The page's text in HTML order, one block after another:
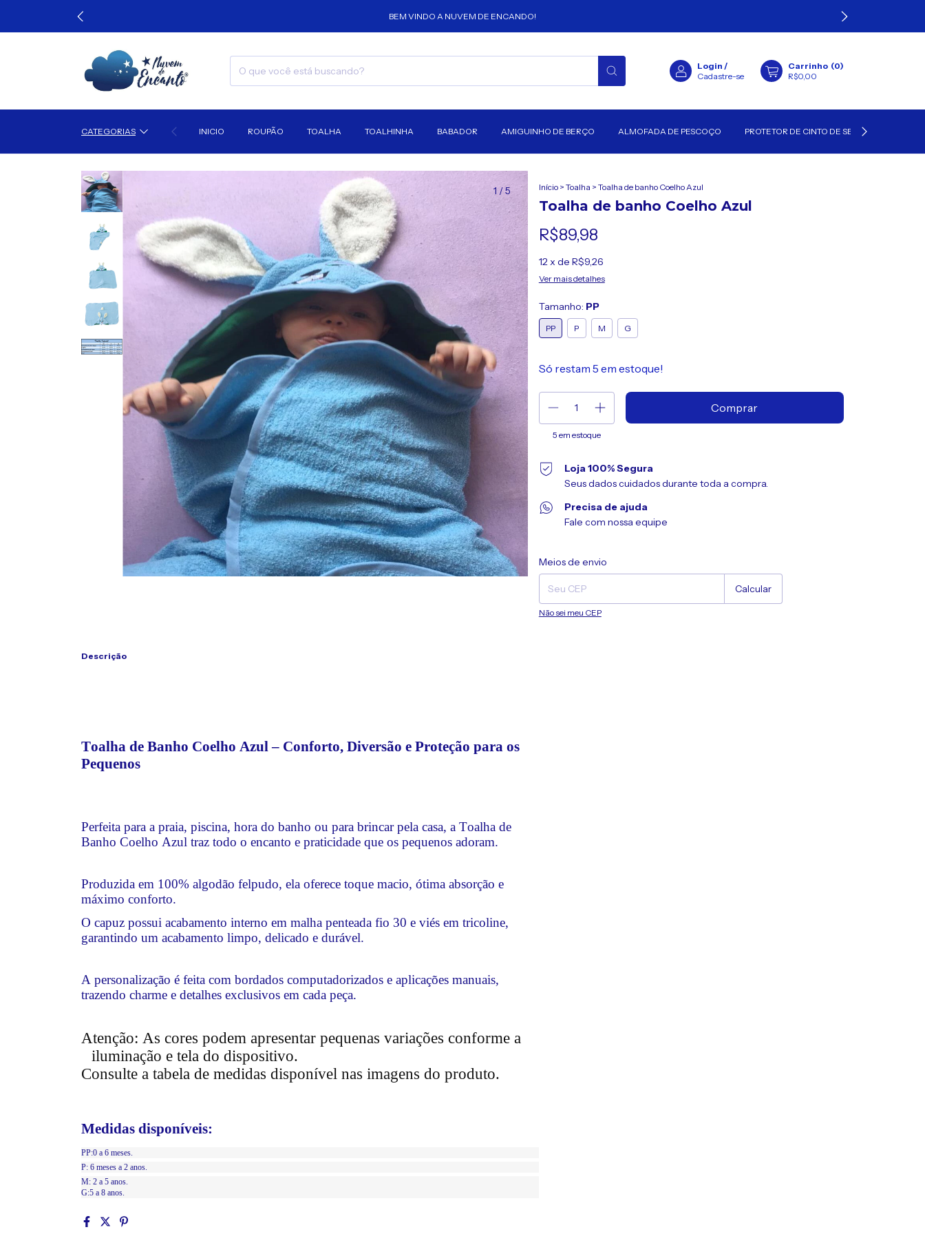
BEM VINDO A NUVEM DE ENCANDO!
Login /
Cadastre-se
Carrinho (0)
R$0,00
CATEGORIAS INICIO ROUPÃO TOALHA TOALHINHA BABADOR AMIGUINHO DE BERÇO ALMOFADA DE PESCOÇO PROTETOR DE CINTO DE SEGURANÇA
1 /5 Início > Toalha > Toalha de banho Coelho Azul
Toalha de banho Coelho Azul
R$89,98
12x de R$9,26
Ver mais detalhes
Tamanho: PP
PP P M G
Só restam 5 em estoque!
5 em estoque
Loja 100% Segura
Seus dados cuidados durante toda a compra.
Precisa de ajuda
Fale com nossa equipe
Entregas para o CEP:
Meios de envio
Calcular
Não sei meu CEP
Descrição
Toalha de Banho Coelho Azul – Conforto, Diversão e Proteção para os
Pequenos
Perfeita para a praia, piscina, hora do banho ou para brincar pela casa, a Toalha de
Banho Coelho Azul traz todo o encanto e praticidade que os pequenos adoram.
Produzida em 100% algodão felpudo, ela oferece toque macio, ótima absorção e
máximo conforto.
O capuz possui acabamento interno em malha penteada fio 30 e viés em tricoline,
garantindo um acabamento limpo, delicado e durável.
A personalização é feita com bordados computadorizados e aplicações manuais,
trazendo charme e detalhes exclusivos em cada peça.
Atenção: As cores podem apresentar pequenas variações conforme a
iluminação e tela do dispositivo.
Consulte a tabela de medidas disponível nas imagens do produto.
Medidas disponíveis:
PP:0 a 6 meses.
P: 6 meses a 2 anos.
M: 2 a 5 anos.
G:5 a 8 anos.